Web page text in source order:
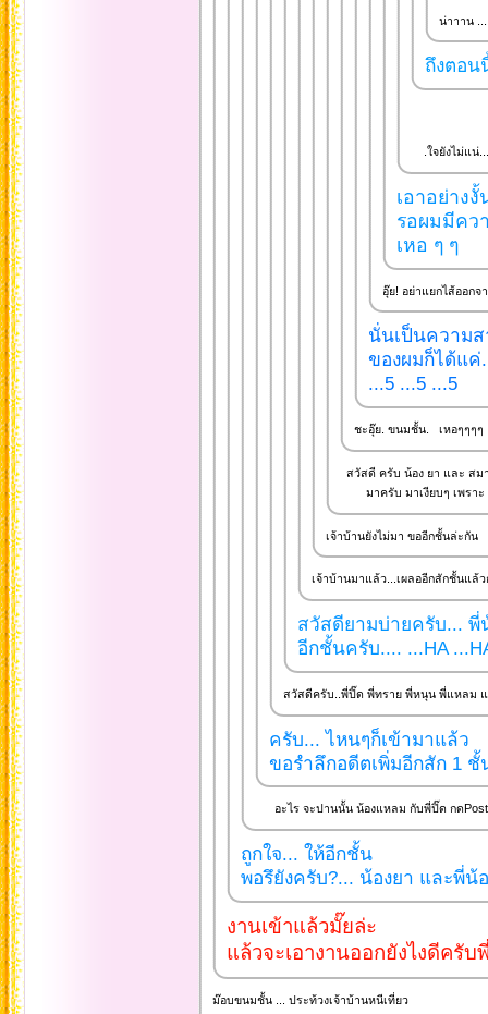
น่าาาน
ถึงตอน
.ใจยังไม่แน่
เอาอย่าง
รอผมมีคว
เหอ ๆ ๆ
อุ๊ย! อย่าแยกไส้ออกจ
นั่นเป็นความส
ของผมก็ได้แค่
...5 ...5 ...5
ชะอุ๊ย. ขนมชั้น. เหอๆๆๆๆ
สวัสดี ครับ น้อง ยา และ สม
มาครับ มาเงียบๆ เพราะ
เจ้าบ้านยังไม่มา ขออีกชั้นล่ะกัน
เจ้าบ้านมาแล้ว...เผลออีกสักชั้นแ
สวัสดียามบ่ายครับ... พี่
อีกชั้นครับ.... ...HA
สวัสดีครับ..พี่ปิ๊ด พี่ทราย พี่หนุน พี่แหลม
ครับ... ไหนๆก็เข้ามาแล้ว
ขอรำลึกอดีตเพิ่มอีกสัก 1 ชั้
อะไร จะปานนั้น น้องแหลม กับพี่ปิ๊ด กดPost
ถูกใจ... ให้อีกชั้น
พอรึยังครับ?... น้องยา และพี่น้
งานเข้าแล้วมั๊ยล่ะ
แล้วจะเอางานออกยังไงดีครับ
ม๊อบขนมชั้น ... ประท้วงเจ้าบ้านหนีเที่ยว